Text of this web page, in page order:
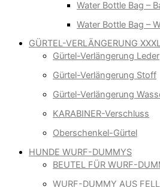
Water Bottle Bag –
Water Bottle Bag –
GÜRTEL-VERLÄNGERUNG
Gürtel-Verlängerung Leder
Gürtel-Verlängerung Stoff
Gürtel-Verlängerung
KARABINER-Verschluss
Oberschenkel-Gürtel
HUNDE WURF-DUMMYS
BEUTEL FÜR WURF-
WURF-DUMMY AUS FELL